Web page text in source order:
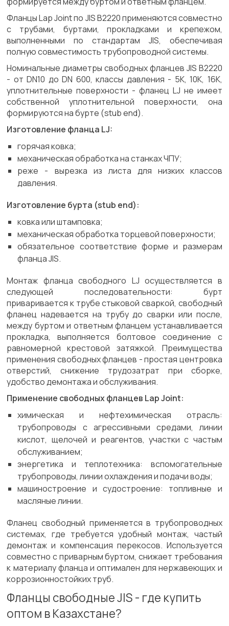
Фланцы Lap Joint по JIS B2220 применяются совместно
с трубами, буртами, прокладками и крепежом,
выполненными по стандартам JIS, обеспечивая
полную совместимость трубопроводной системы.
Номинальные диаметры свободных фланцев JIS B2220
- от DN10 до DN 600, классы давления - 5K, 10K, 16K,
уплотнительные поверхности - фланец LJ не имеет
собственной уплотнительной поверхности, она
формируются на бурте (stub end).
Изготовление фланца LJ:
горячая ковка;
механическая обработка на станках ЧПУ;
реже - вырезка из листа для низких классов
давления.
Изготовление бурта (stub end):
ковка или штамповка;
механическая обработка торцевой поверхности;
обязательное соответствие форме и размерам
фланца JIS.
Монтаж фланца свободного LJ осуществляется в
следующей последовательности: бурт
приваривается к трубе стыковой сваркой, свободный
фланец надевается на трубу до сварки или после,
между буртом и ответным фланцем устанавливается
прокладка, выполняется болтовое соединение с
равномерной крестовой затяжкой. Преимущества
применения свободных фланцев - простая центровка
отверстий, снижение трудозатрат при сборке,
удобство демонтажа и обслуживания.
Применение свободных фланцев Lap Joint:
химическая и нефтехимическая отрасль:
трубопроводы с агрессивными средами, линии
кислот, щелочей и реагентов, участки с частым
обслуживанием;
энергетика и теплотехника: вспомогательные
трубопроводы, линии охлаждения и подачи воды;
машиностроение и судостроение: топливные и
масляные линии.
Фланец свободный применяется в трубопроводных
системах, где требуется удобный монтаж, частый
демонтаж и компенсация перекосов. Используется
совместно с приварным буртом, снижает требования
к материалу фланца и оптимален для нержавеющих и
коррозионностойких труб.
Фланцы свободные JIS - где купить
оптом в Казахстане?